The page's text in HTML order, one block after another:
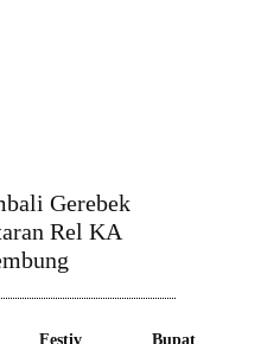
Gerebek
Rel KA
Festiv
Bupat